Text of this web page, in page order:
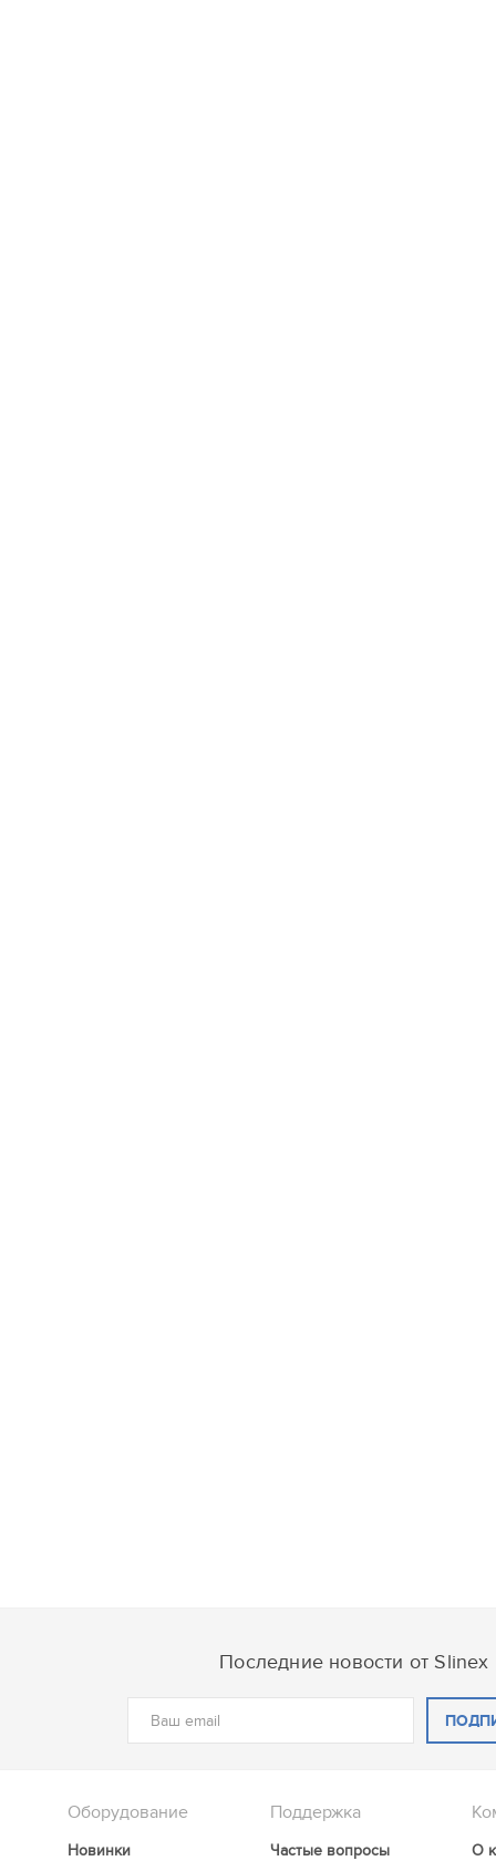
Последние новости от Slinex
Оборудование
Новинки
Поддержка
Частые вопросы О